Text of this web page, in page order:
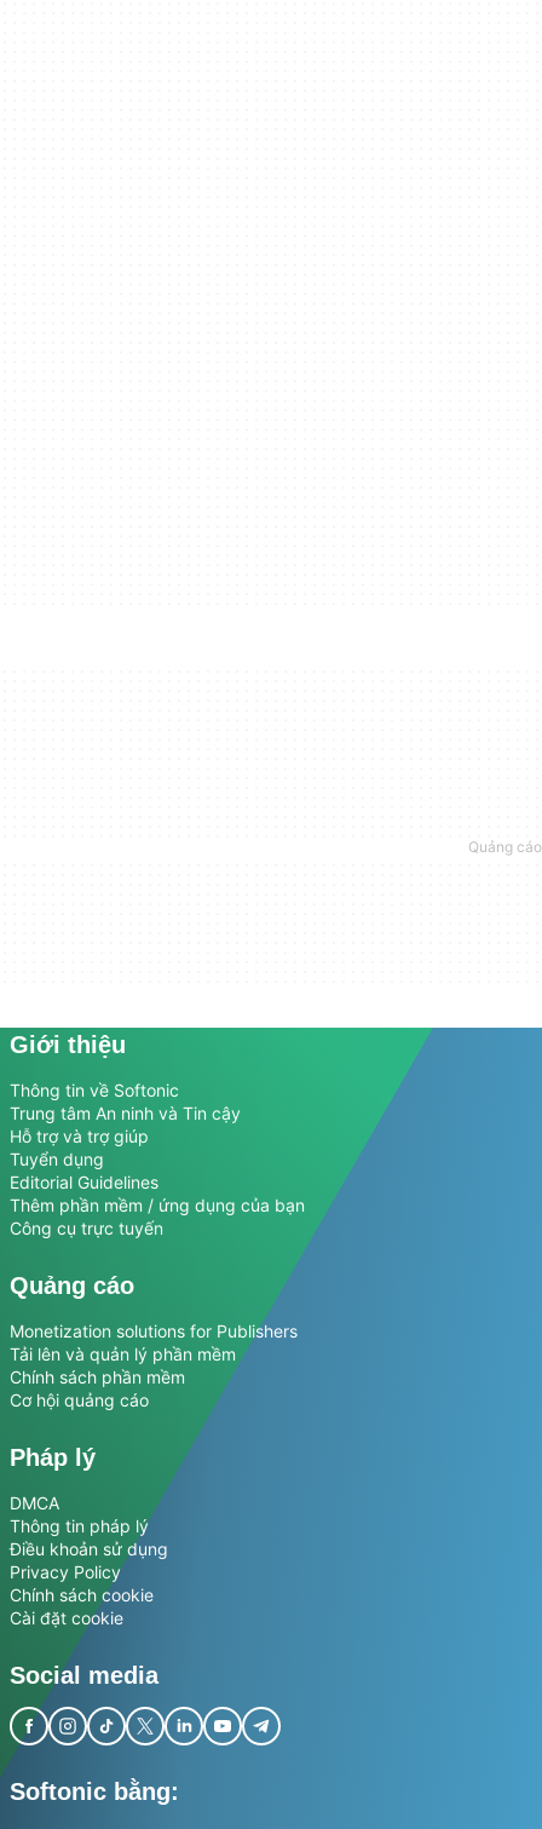
Giới thiệu
Thông tin về Softonic
Trung tâm An ninh và Tin cậy
Hỗ trợ và trợ giúp
Tuyển dụng
Editorial Guidelines
Thêm phần mềm / ứng dụng của bạn
Công cụ trực tuyến
Quảng cáo
Monetization solutions for Publishers
Tải lên và quản lý phần mềm
Chính sách phần mềm
Cơ hội quảng cáo
Pháp lý
DMCA
Thông tin pháp lý
Điều khoản sử dụng
Privacy Policy
Chính sách cookie
Cài đặt cookie
Social media
Softonic bằng: